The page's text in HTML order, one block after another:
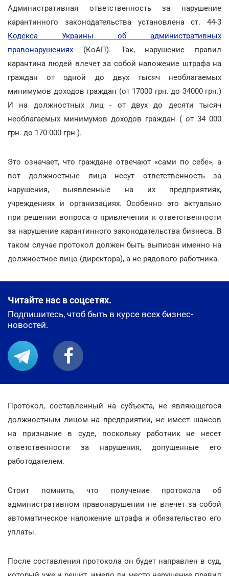
Административная ответственность за нарушение
карантинного законодательства установлена ст. 44-3
Кодекса Украины об административных
правонарушениях (КоАП). Так, нарушение правил
карантина людей влечет за собой наложение штрафа на
граждан от одной до двух тысяч необлагаемых
минимумов доходов граждан (от 17000 грн. до 34000 грн.)
И на должностных лиц - от двух до десяти тысяч
необлагаемых минимумов доходов граждан ( от 34 000
грн. до 170 000 грн.).
Это означает, что граждане отвечают «сами по себе», а
вот должностные лица несут ответственность за
нарушения, выявленные на их предприятиях,
учреждениях и организациях. Особенно это актуально
при решении вопроса о привлечении к ответственности
за нарушение карантинного законодательства бизнеса. В
таком случае протокол должен быть выписан именно на
должностное лицо (директора), а не рядового работника.
Читайте нас в соцсетях.
Подпишитесь, чтоб быть в курсе всех бизнес-
новостей.
Протокол, составленный на субъекта, не являющегося
должностным лицом на предприятии, не имеет шансов
на признание в суде, поскольку работник не несет
ответственности за нарушения, допущенные его
работодателем.
Стоит помнить, что получение протокола об
административном правонарушении не влечет за собой
автоматическое наложение штрафа и обязательство его
уплаты.
После составления протокола он будет направлен в суд,